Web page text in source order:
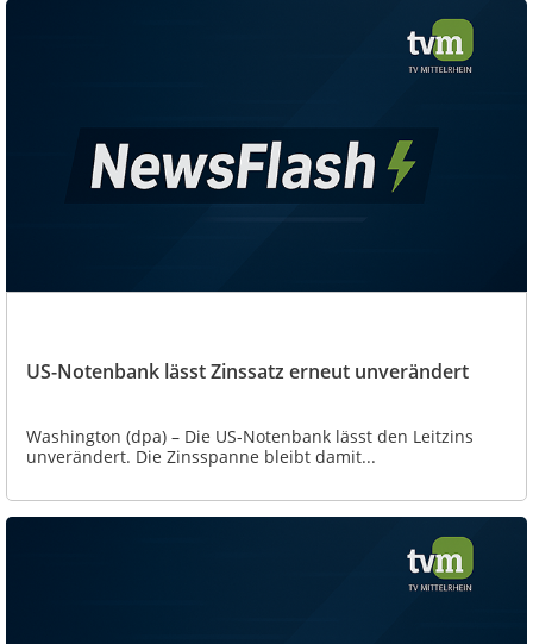
US-Notenbank lässt Zinssatz erneut unverändert
Washington (dpa) – Die US-Notenbank lässt den Leitzins
unverändert. Die Zinsspanne bleibt damit...